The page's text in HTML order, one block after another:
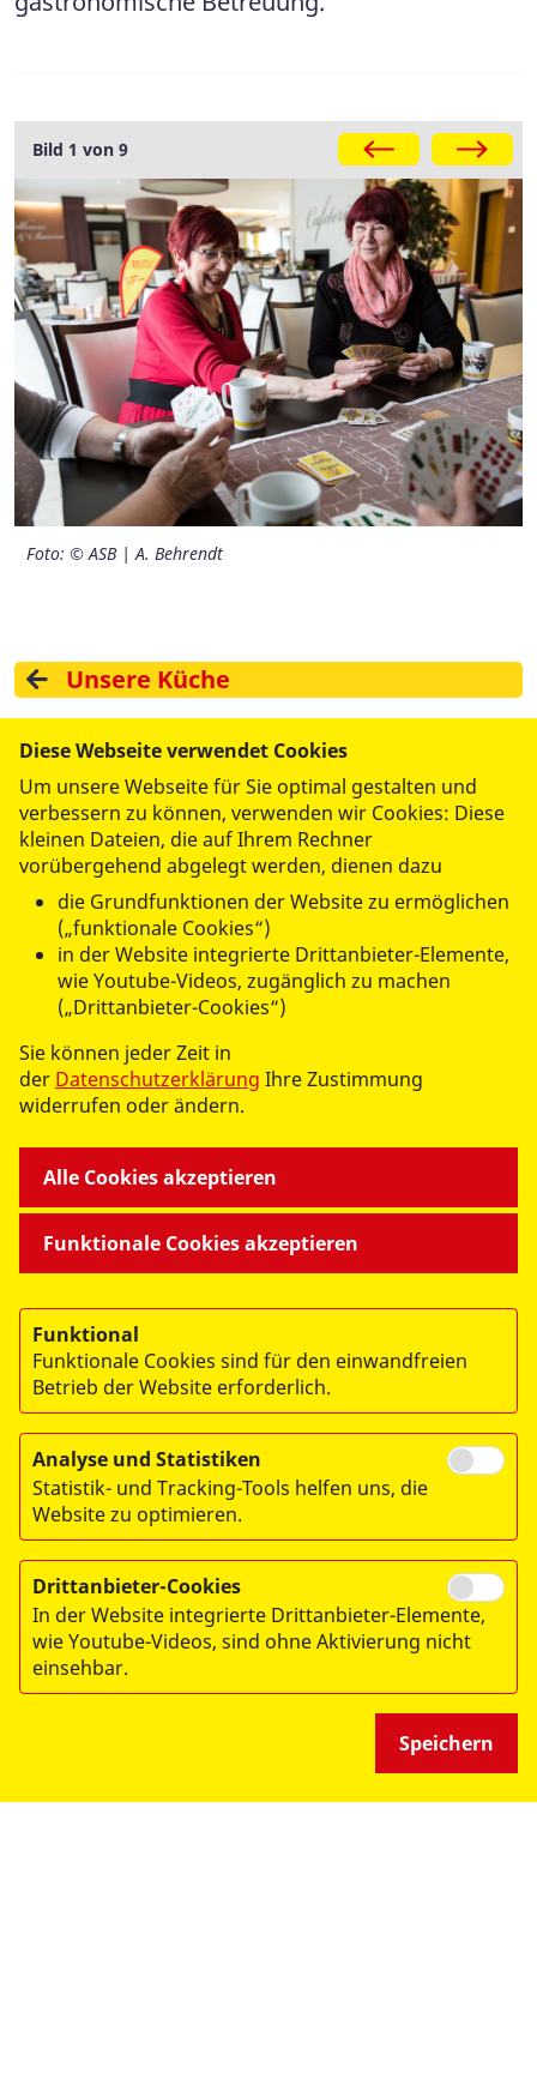
Galerie
Foto: © ASB | A. Behrendt
Foto: © ASB | K. Trute
Foto: © ASB Leipzig
Foto: © ASB | A. Behrendt
Foto: © ASB | A. Behrendt
Foto: © ASB | A. Behrendt
Foto: © ASB | A. Behrendt
Foto: © ASB | A. Behrendt
Foto: © ASB | A. Behrendt
Bild 1 von 9
Unsere Küche
zurück zur Hauptseite
Alles unter einem Dach
WIR FÜR SIE
- UNSERE DIENSTLEISTUNGEN -
- UNSERE ANGEBOTE -
- DER ASB LEIPZIG -
Impressum
Datenschutz
Medizinproduktesicherheit
Diese Webseite verwendet Cookies
Um unsere Webseite für Sie optimal gestalten und
verbessern zu können, verwenden wir Cookies: Diese
kleinen Dateien, die auf Ihrem Rechner
vorübergehend abgelegt werden, dienen dazu
die Grundfunktionen der Website zu ermöglichen
(„funktionale Cookies“)
in der Website integrierte Drittanbieter-Elemente,
wie Youtube-Videos, zugänglich zu machen
(„Drittanbieter-Cookies“)
Sie können jeder Zeit in
der Datenschutzerklärung Ihre Zustimmung
widerrufen oder ändern.
Funktionale Cookies akzeptieren
Alle Cookies akzeptieren
Funktional
Funktionale Cookies sind für den einwandfreien
Betrieb der Website erforderlich.
Analyse und Statistiken
Statistik- und Tracking-Tools helfen uns, die
Website zu optimieren.
Drittanbieter-Cookies
In der Website integrierte Drittanbieter-Elemente,
wie Youtube-Videos, sind ohne Aktivierung nicht
einsehbar.
Speichern